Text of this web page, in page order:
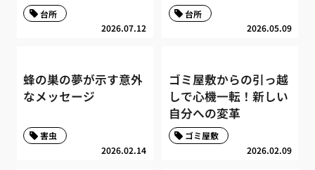
2026.07.12
台所
2026.05.09
台所
蜂の巣の夢が示す意外
なメッセージ
2026.02.14
害虫
ゴミ屋敷からの引っ越
しで心機一転！新しい
自分への変革
2026.02.09
ゴミ屋敷